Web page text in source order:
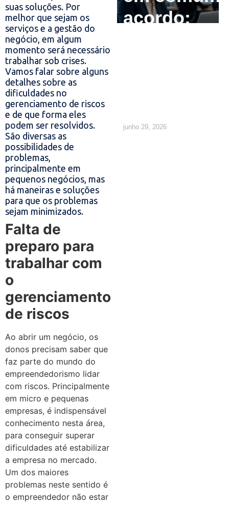
suas soluções. Por
melhor que sejam os
serviços e a gestão do
negócio, em algum
momento será necessário
trabalhar sob crises.
Vamos falar sobre alguns
detalhes sobre as
dificuldades no
gerenciamento de riscos
e de que forma eles
podem ser resolvidos.
São diversas as
possibilidades de
problemas,
principalmente em
pequenos negócios, mas
há maneiras e soluções
para que os problemas
sejam minimizados.
Falta de
preparo para
trabalhar com
o
gerenciamento
de riscos
Ao abrir um negócio, os
donos precisam saber que
faz parte do mundo do
empreendedorismo lidar
com riscos. Principalmente
em micro e pequenas
empresas, é indispensável
conhecimento nesta área,
para conseguir superar
dificuldades até estabilizar
a empresa no mercado.
Um dos maiores
problemas neste sentido é
o empreendedor não estar
acordo:
junho 29, 2026